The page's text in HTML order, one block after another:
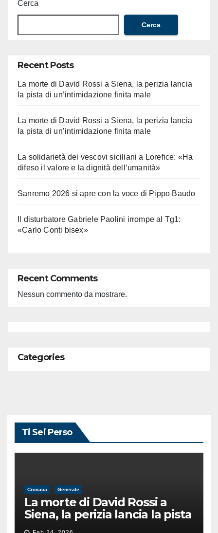
Cerca
Cerca
Recent Posts
La morte di David Rossi a Siena, la perizia lancia
la pista di un’intimidazione finita male
La morte di David Rossi a Siena, la perizia lancia
la pista di un’intimidazione finita male
La solidarietà dei vescovi siciliani a Lorefice: «Ha
difeso il valore e la dignità dell’umanità»
Sanremo 2026 si apre con la voce di Pippo Baudo
Il disturbatore Gabriele Paolini irrompe al Tg1:
«Carlo Conti bisex»
Recent Comments
Nessun commento da mostrare.
Categories
Ti Sei Perso
Cronaca Generale
La morte di David Rossi a
Siena, la perizia lancia la pista
di un’intimidazione finita